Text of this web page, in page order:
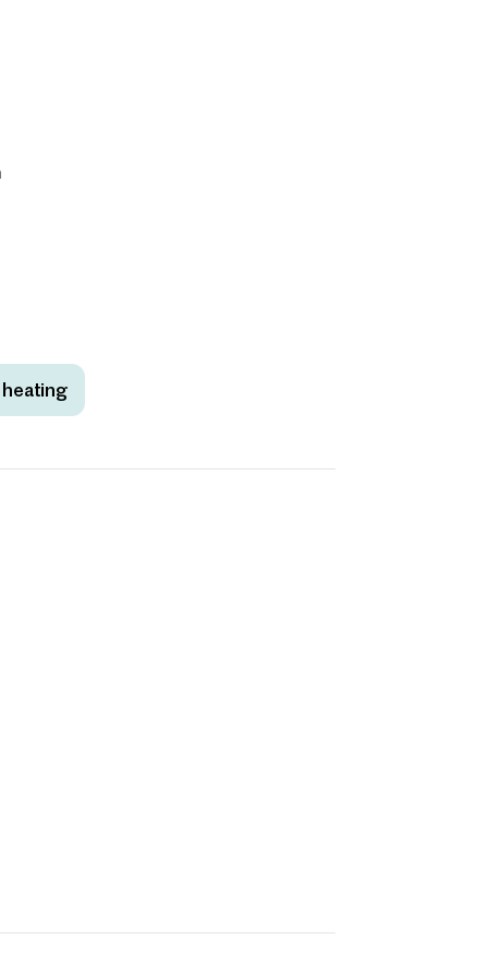
Property
Configure and have us find a property